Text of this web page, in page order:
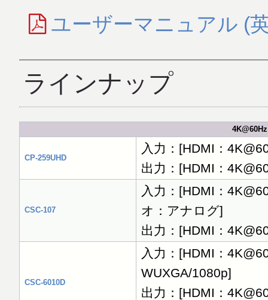
ユーザーマニュアル (
ラインナップ
CP-259UHD
入力：[HDMI：
出力：[HDMI：
CSC-107
入力：[HDMI：
オ：アナログ]
出力：[HDMI：
CSC-6010D
入力：[HDMI：
WUXGA/1080p]
出力：[HDMI：